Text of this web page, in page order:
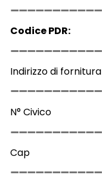
Codice PDR:
Indirizzo di fornitura
N° Civico
Cap